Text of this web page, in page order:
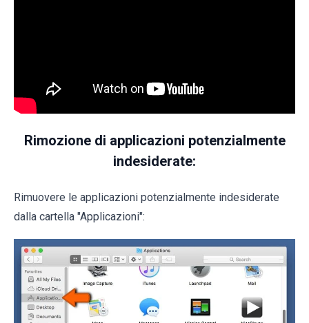
Rimozione di applicazioni potenzialmente
indesiderate:
Rimuovere le applicazioni potenzialmente indesiderate
dalla cartella "Applicazioni":